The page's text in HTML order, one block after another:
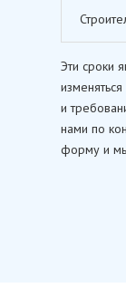
Эти сроки
и
нами по
форму и